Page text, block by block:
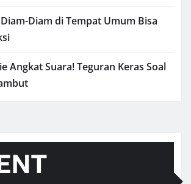
Diam di Tempat Umum Bisa
Angkat Suara! Teguran Keras Soal